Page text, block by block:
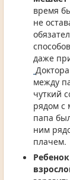
время
не
даже
между
чуткий
рядом с
папа
ним
плачем.